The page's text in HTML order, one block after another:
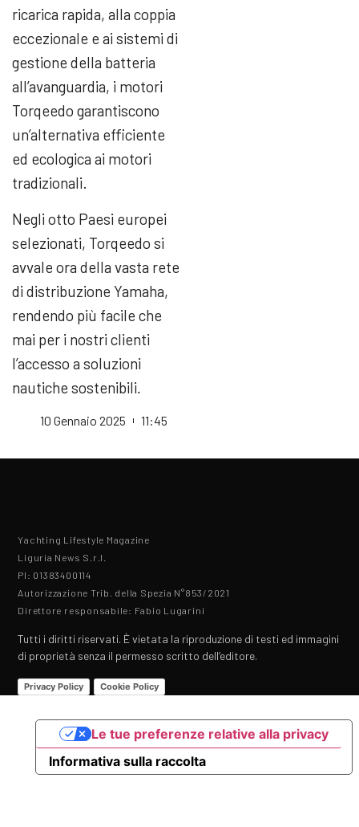
ricarica rapida, alla coppia
eccezionale e ai sistemi di
gestione della batteria
all’avanguardia, i motori
Torqeedo garantiscono
un’alternativa efficiente
ed ecologica ai motori
tradizionali.
Negli otto Paesi europei
selezionati, Torqeedo si
avvale ora della vasta rete
di distribuzione Yamaha,
rendendo più facile che
mai per i nostri clienti
l’accesso a soluzioni
nautiche sostenibili.
10 Gennaio 2025 11:45
Yachting Lifestyle Magazine
Liguria News S.r.l.
PI: 01383400114
Autorizzazione Trib. della Spezia N°853/2021
Direttore responsabile: Fabio Lugarini
Tutti i diritti riservati. È vietata la riproduzione di testi ed immagini
di proprietà senza il permesso scritto dell’editore.
Privacy Policy Cookie Policy
Informativa sulla raccolta
Le tue preferenze relative alla privacy